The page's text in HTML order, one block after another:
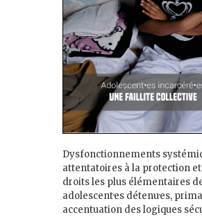
Dysfonctionnements
attentatoires à la protection
droits les plus élémentaires
adolescent·es détenu·es,
accentuation des logiques